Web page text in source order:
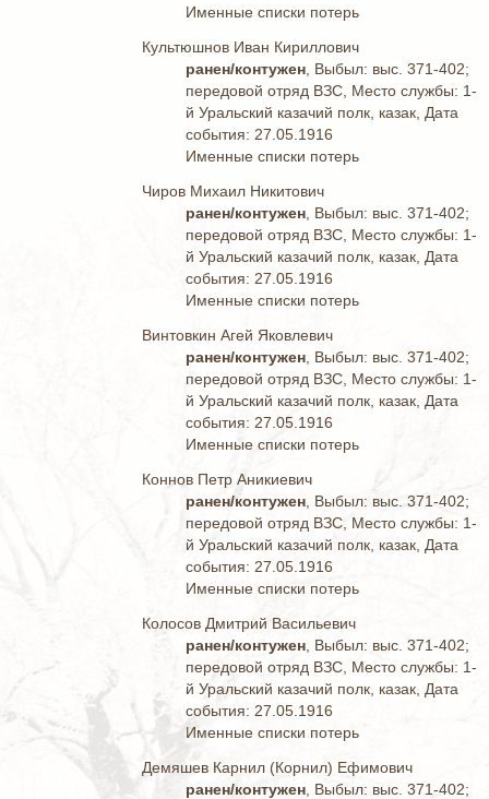
Именные списки потерь
Культюшнов Иван Кириллович
ранен/контужен , Выбыл: выс. 371-402;
передовой отряд ВЗС, Место службы: 1-
й Уральский казачий полк, казак, Дата
события: 27.05.1916
Именные списки потерь
Чиров Михаил Никитович
ранен/контужен , Выбыл: выс. 371-402;
передовой отряд ВЗС, Место службы: 1-
й Уральский казачий полк, казак, Дата
события: 27.05.1916
Именные списки потерь
Винтовкин Агей Яковлевич
ранен/контужен , Выбыл: выс. 371-402;
передовой отряд ВЗС, Место службы: 1-
й Уральский казачий полк, казак, Дата
события: 27.05.1916
Именные списки потерь
Коннов Петр Аникиевич
ранен/контужен , Выбыл: выс. 371-402;
передовой отряд ВЗС, Место службы: 1-
й Уральский казачий полк, казак, Дата
события: 27.05.1916
Именные списки потерь
Колосов Дмитрий Васильевич
ранен/контужен , Выбыл: выс. 371-402;
передовой отряд ВЗС, Место службы: 1-
й Уральский казачий полк, казак, Дата
события: 27.05.1916
Именные списки потерь
Демяшев Карнил (Корнил) Ефимович
ранен/контужен , Выбыл: выс. 371-402;